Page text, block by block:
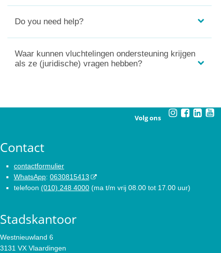
Do you need help?
Waar kunnen vluchtelingen ondersteuning krijgen
als ze (juridische) vragen hebben?
Volg ons
Contact
contactformulier
WhatsApp: 0630815413
telefoon (010) 248 4000 (ma t/m vrij 08.00 tot 17.00 uur)
Stadskantoor
Westnieuwland 6
3131 VX Vlaardingen